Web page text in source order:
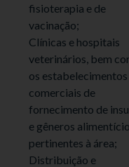
fisioterapia e de
vacinação;
Clínicas e hospitais
veterinários, bem
os estabelecimentos
comerciais de
fornecimento de
e gêneros
pertinentes à área;
Distribuição e